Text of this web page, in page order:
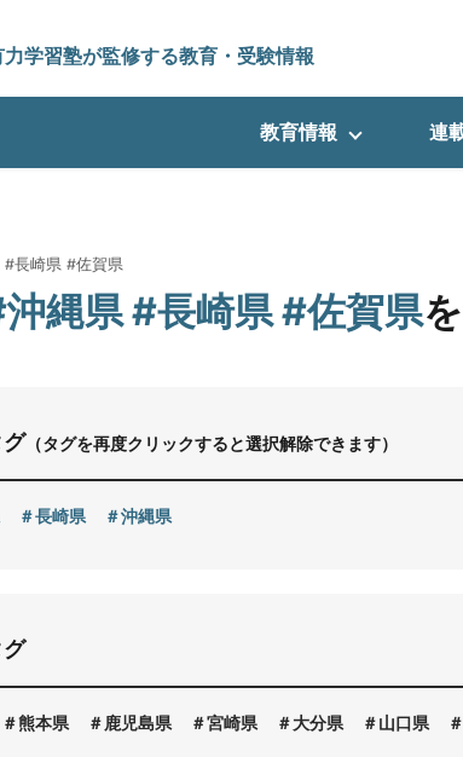
学習塾が監修する教育 ・受験情報
教育情報 連
長崎県 #佐賀県
縄県 #長崎県 #佐賀県
（タグを再度クリックすると選択解除できます）
長崎県 沖縄県
熊本県 鹿児島県 宮崎県 大分県 山口県